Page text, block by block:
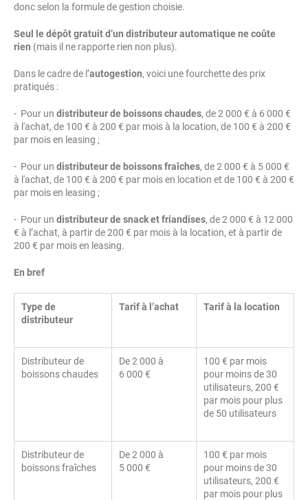
donc selon la formule de gestion choisie.
Seul le dépôt gratuit d’un distributeur automatique ne coûte
rien (mais il ne rapporte rien non plus).
Dans le cadre de l’autogestion, voici une fourchette des prix
pratiqués :
- Pour un distributeur de boissons chaudes, de 2 000 € à 6 000 €
à l'achat, de 100 € à 200 € par mois à la location, de 100 € à 200 €
par mois en leasing ;
- Pour un distributeur de boissons fraîches, de 2 000 € à 5 000 €
à l'achat, de 100 € à 200 € par mois en location et de 100 € à 200 €
par mois en leasing ;
- Pour un distributeur de snack et friandises, de 2 000 € à 12 000
€ à l’achat, à partir de 200 € par mois à la location, et à partir de
200 € par mois en leasing.
En bref
Type de
distributeur
Tarif à l’achat Tarif à la location
Distributeur de
boissons chaudes
De 2 000 à
6 000 €
100 € par mois
pour moins de 30
utilisateurs, 200 €
par mois pour plus
de 50 utilisateurs
Distributeur de
boissons fraîches
De 2 000 à
5 000 €
100 € par mois
pour moins de 30
utilisateurs, 200 €
par mois pour plus